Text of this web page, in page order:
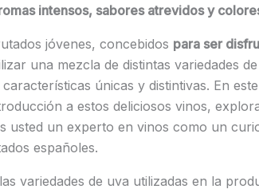
intensos, sabores atrevidos y
jóvenes, concebidos para ser
una mezcla de distintas variedades
únicas y distintivas. En
a estos deliciosos vinos,
usted un experto en vinos como un
españoles.
variedades de uva utilizadas en la